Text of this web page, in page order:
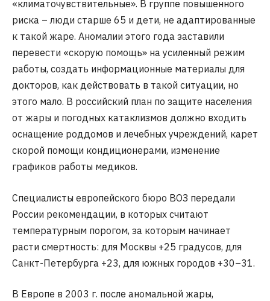
«климаточувствительные». В группе повышенного
риска – люди старше 65 и дети, не адаптированные
к такой жаре. Аномалии этого года заставили
перевести «скорую помощь» на усиленный режим
работы, создать информационные материалы для
докторов, как действовать в такой ситуации, но
этого мало. В российский план по защите населения
от жары и погодных катаклизмов должно входить
оснащение роддомов и лечебных учреждений, карет
скорой помощи кондиционерами, изменение
графиков работы медиков.
Специалисты европейского бюро ВОЗ передали
России рекомендации, в которых считают
температурным порогом, за которым начинает
расти смертность: для Москвы +25 градусов, для
Санкт-Петербурга +23, для южных городов +30–31.
В Европе в 2003 г. после аномальной жары,